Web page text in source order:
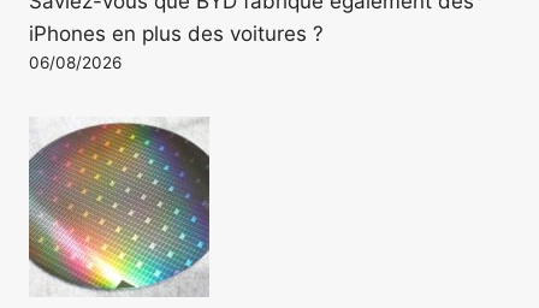
iPhones en plus des voitures ?
06/08/2026